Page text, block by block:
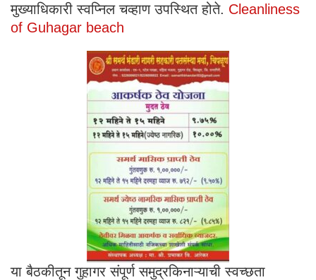
मुख्याधिकारी स्वप्निल चव्हाण उपस्थित होते. Cleanliness
of Guhagar beach
या बैठकीतून गुहागर संपूर्ण समुद्रकिनाऱ्याची स्वच्छता